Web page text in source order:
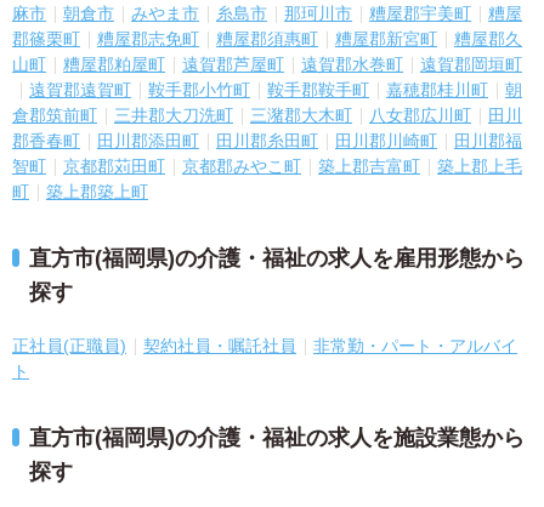
麻市
朝倉市 みやま市 糸島市 那珂川市 糟屋郡宇美町
糟屋
郡篠栗町
糟屋郡志免町 糟屋郡須惠町 糟屋郡新宮町
糟屋郡久
山町
糟屋郡粕屋町 遠賀郡芦屋町 遠賀郡水巻町
遠賀郡岡垣町
遠賀郡遠賀町
鞍手郡小竹町 鞍手郡鞍手町 嘉穂郡桂川町
朝
倉郡筑前町
三井郡大刀洗町 三潴郡大木町 八女郡広川町
田川
郡香春町
田川郡添田町 田川郡糸田町 田川郡川崎町
田川郡福
智町
京都郡苅田町 京都郡みやこ町 築上郡吉富町
築上郡上毛
町
築上郡築上町
直方市(福岡県)の介護・福祉の求人を雇用形態から
探す
正社員(正職員) 契約社員・嘱託社員
非常勤・パート・アルバイ
ト
直方市(福岡県)の介護・福祉の求人を施設業態から
探す